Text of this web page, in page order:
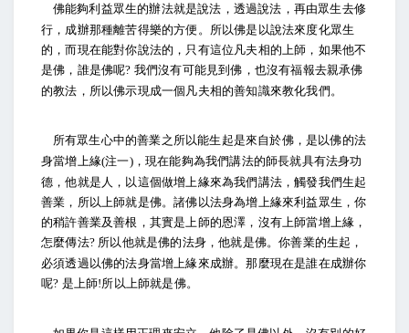
佛能夠利益眾生的辦法就是說法，透過說法，再由眾生去修
行，成辦那種離苦得樂的方便。所以佛是以說法來度化眾生
的，而現在能對你說法的，只有這位凡夫相的上師，如果他不
是佛，誰是佛呢? 我們沒有可能見到佛，也沒有福報去親承佛
的教法，所以佛示現成一個凡夫相的善知識來教化我們。
所有眾生心中的善業之所以能生起是來自於佛，是以佛的法
身當增上緣(注一)，現在能夠為我們講法的師長就具有法身功
德，他就是人，以這個做增上緣來為我們講法，觸發我們生起
善業，所以上師就是佛。諸佛以法身為增上緣來利益眾生，你
的稍許善業及善根，其實是上師的恩澤，沒有上師當增上緣，
怎麼傳法? 所以他就是佛的法身，他就是佛。你善業的生起，
必須透過以佛的法身當增上緣來成辦。那麼現在是誰在成辦你
呢? 是上師!所以上師就是佛。